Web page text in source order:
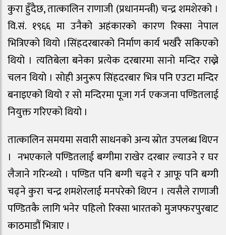
कुरा हुँदैछ, तात्कालिन राणाजी (प्रधानमन्त्री) चन्द्र शमशेरको ।
वि.सं. १९६६ मा उनैको अहंकारको कारण रिक्सा नेपाल
भित्रिएको थियो ।सिंहदरबारको निर्माण कार्य भर्खरै सकिएको
थियो । त्यतिबेला बनेका प्रत्येक दरबारमा सानो मन्दिर राख्ने
चलन थियो । सोही अनुरूप सिंहदरबार भित्र पनि एउटा मन्दिर
बनाइएको थियो र सो मन्दिरमा पूजा गर्न एकजना पण्डितलाई
नियुक्त गरिएको थियो ।
तात्कालिन समयमा सवारी साधनको अन्य स्रोत उपलब्ध थिएन
। नभएकाले पण्डितलाई बग्गीमा राखेर दरबार ल्याउने र घर
लैजाने गरिन्थ्यो । पण्डित पनि बग्गी चढ्ने र आफू पनि बग्गी
चढ्ने कुरा चन्द्र शमशेरलाई मनपरेको थिएन । त्यसैले राणाजी
पण्डितकै लागि भनेर पहिलो रिक्सा भारतको मुजफ्फरपुरबाट
काठमाडौं भित्राए ।